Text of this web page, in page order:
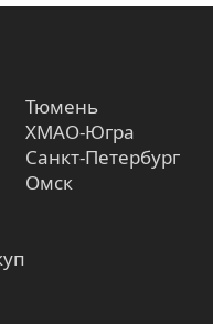
Тюмень
ХМАО-Югра
Санкт-Петербург
Омск